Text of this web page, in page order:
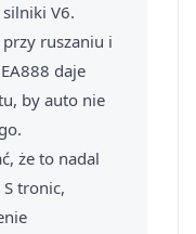
V6.
ruszaniu i
daje
by auto nie
że to nadal
tronic,